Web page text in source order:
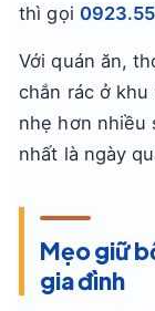
thì gọi
Với quán ăn,
chắn rác ở
nhẹ hơn nhiều
nhất là ngày
Mẹo giữ
gia đình